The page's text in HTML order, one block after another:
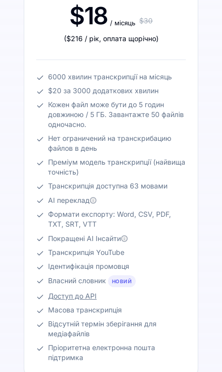
$18 / місяць $30
($216 / рік, оплата щорічно)
6000 хвилин транскрипції на місяць
$20 за 3000 додаткових хвилин
Кожен файл може бути до 5 годин
довжиною / 5 ГБ. Завантажте 50 файлів
одночасно.
Нет ограничений на транскрибацию
файлов в день
Преміум модель транскрипції (найвища
точність)
Транскрипція доступна 63 мовами
AI переклад
Формати експорту: Word, CSV, PDF,
TXT, SRT, VTT
Покращені AI Інсайти
Транскрипція YouTube
Ідентифікація промовця
Власний словник
НОВИЙ
Доступ до API
Масова транскрипція
Відсутній термін зберігання для
медіафайлів
Пріоритетна електронна пошта
підтримка